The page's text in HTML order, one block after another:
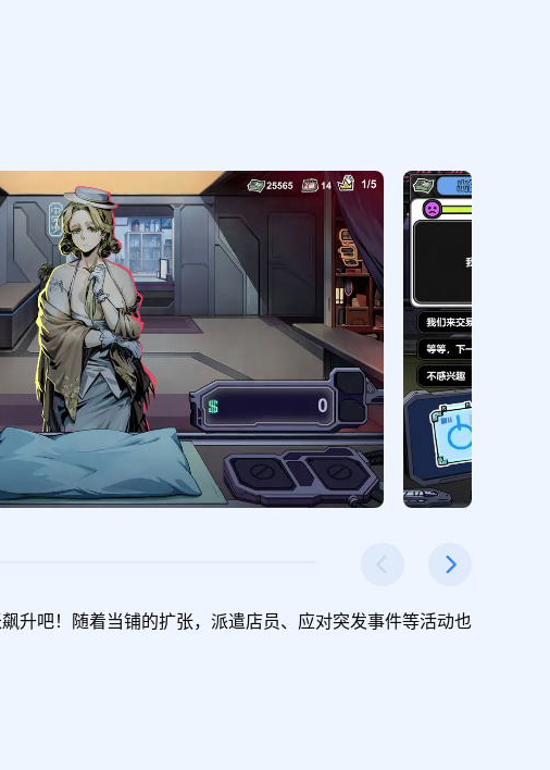
升吧！随着当铺的扩张，派遣店员、应对突发事件等活动也